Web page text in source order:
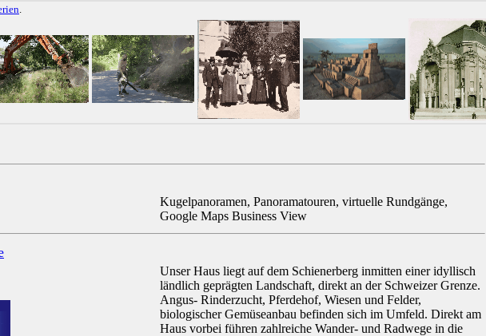
.
Kugelpanoramen, Panoramatouren, virtuelle Rundgänge,
Google Maps Business View
Unser Haus liegt auf dem Schienerberg inmitten einer idyllisch
ländlich geprägten Landschaft, direkt an der Schweizer Grenze.
Angus- Rinderzucht, Pferdehof, Wiesen und Felder,
biologischer Gemüseanbau befinden sich im Umfeld. Direkt am
Haus vorbei führen zahlreiche Wander- und Radwege in die